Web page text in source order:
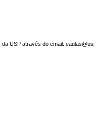
USP através do email: